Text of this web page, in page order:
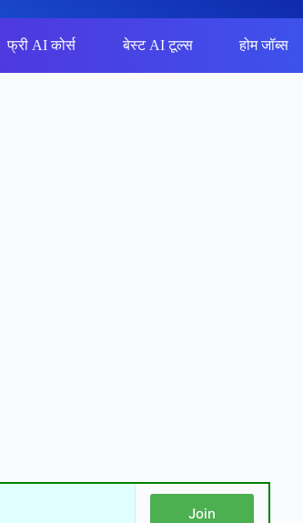
फ्री AI कोर्स बेस्ट AI टूल्स होम जॉब्स
Join